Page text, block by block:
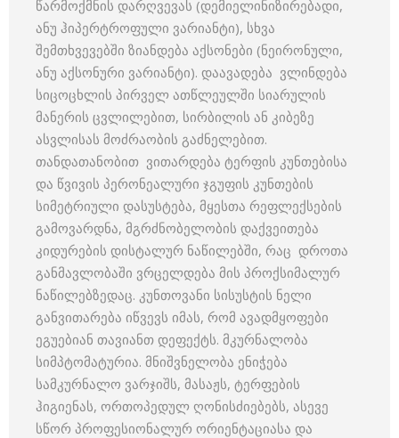
წარმოქმნის დარღვევას (დემიელინიზირებადი,
ანუ ჰიპერტროფული ვარიანტი), სხვა
შემთხვევებში ზიანდება აქსონები (ნეირონული,
ანუ აქსონური ვარიანტი). დაავადება ვლინდება
სიცოცხლის პირველ ათწლეულში სიარულის
მანერის ცვლილებით, სირბილის ან კიბეზე
ასვლისას მოძრაობის გაძნელებით.
თანდათანობით ვითარდება ტერფის კუნთებისა
და წვივის პერონეალური ჯგუფის კუნთების
სიმეტრიული დასუსტება, მყესთა რეფლექსების
გამოვარდნა, მგრძნობელობის დაქვეითება
კიდურების დისტალურ ნაწილებში, რაც დროთა
განმავლობაში ვრცელდება მის პროქსიმალურ
ნაწილებზედაც. კუნთოვანი სისუსტის ნელი
განვითარება იწვევს იმას, რომ ავადმყოფები
ეგუებიან თავიანთ დეფექტს. მკურნალობა
სიმპტომატურია. მნიშვნელობა ენიჭება
სამკურნალო ვარჯიშს, მასაჟს, ტერფების
ჰიგიენას, ორთოპედულ ღონისძიებებს, ასევე
სწორ პროფესიონალურ ორიენტაციასა და